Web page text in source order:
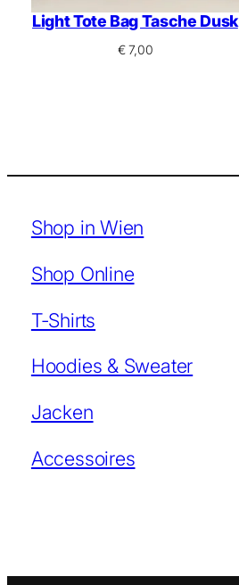
Light Tote Bag Tasche Dusk
€7,00
Shop in Wien
Shop Online
T-Shirts
Hoodies & Sweater
Jacken
Accessoires